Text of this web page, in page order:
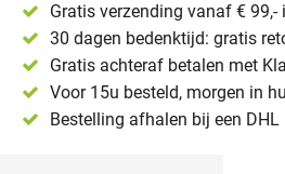
Gratis verzending vanaf € 99,-
30 dagen bedenktijd: gratis
Gratis achteraf betalen met
Voor 15u besteld, morgen in
Bestelling afhalen bij een